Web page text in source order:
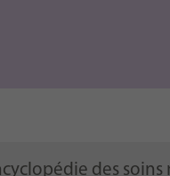
des soins